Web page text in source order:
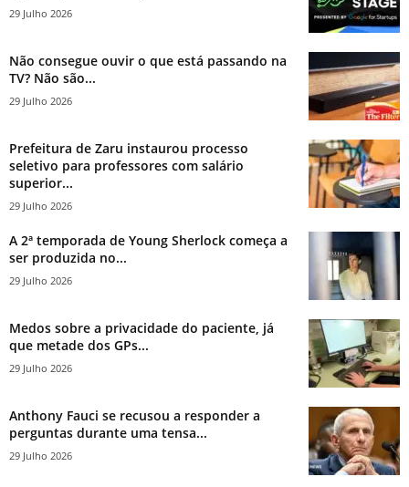
29 Julho 2026
Não consegue ouvir o que está passando na
TV? Não são...
29 Julho 2026
Prefeitura de Zaru instaurou processo
seletivo para professores com salário
superior...
29 Julho 2026
A 2ª temporada de Young Sherlock começa a
ser produzida no...
29 Julho 2026
Medos sobre a privacidade do paciente, já
que metade dos GPs...
29 Julho 2026
Anthony Fauci se recusou a responder a
perguntas durante uma tensa...
29 Julho 2026